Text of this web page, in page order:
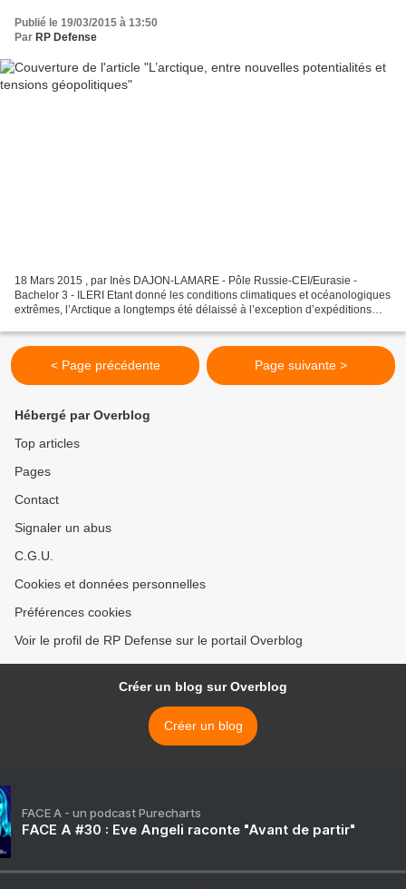
Publié le 19/03/2015 à 13:50
Par RP Defense
18 Mars 2015 , par Inès DAJON-LAMARE - Pôle Russie-CEI/Eurasie -
Bachelor 3 - ILERI Etant donné les conditions climatiques et océanologiques
extrêmes, l’Arctique a longtemps été délaissé à l’exception d’expéditions
< Page précédente Page suivante >
Hébergé par Overblog
Top articles
Pages
Contact
Signaler un abus
C.G.U.
Cookies et données personnelles
Préférences cookies
Voir le profil de RP Defense sur le portail Overblog
Créer un blog sur Overblog
Créer un blog
FACE A - un podcast Purecharts
FACE A #30 : Eve Angeli raconte "Avant de partir"